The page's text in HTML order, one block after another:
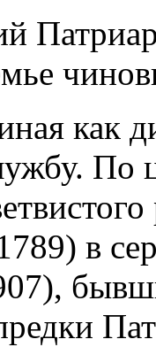
как
По
в